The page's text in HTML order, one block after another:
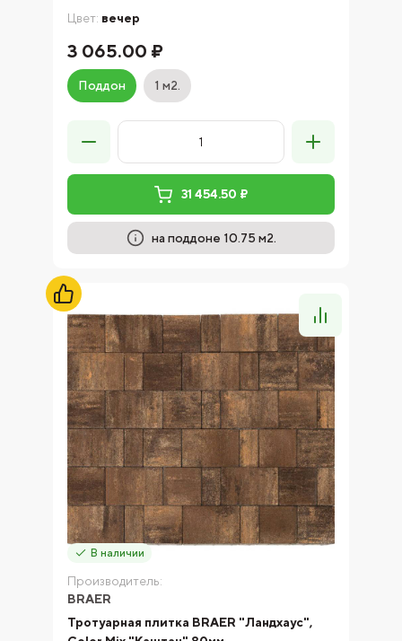
Цвет: вечер
3 065.00 ₽
Поддон 1 м2.
31 454.50 ₽
на поддоне 10.75 м2.
В наличии
Производитель:
BRAER
Тротуарная плитка BRAER "Ландхаус",